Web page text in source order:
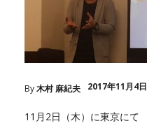
By木村 麻紀夫 2017年11月4日
11月2日（木）に東京にて